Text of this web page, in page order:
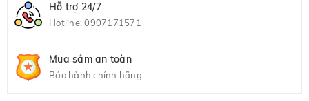
Hỗ trợ 24/7
Hotline:0907171571
Mua sắm an toàn
Bảo hành chính hãng